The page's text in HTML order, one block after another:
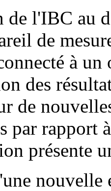
l'IBC au
de
à
des
de
par rapport
présente
nouvelle